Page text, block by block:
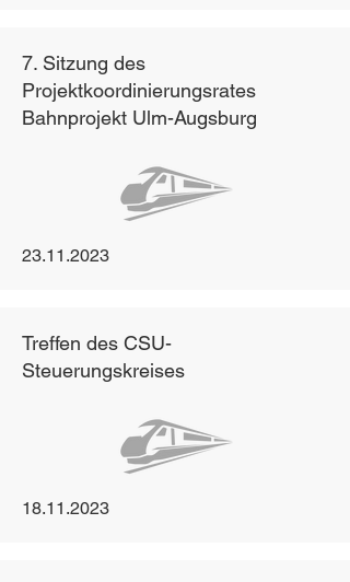
7. Sitzung des
Projektkoordinierungsrates
Bahnprojekt Ulm-Augsburg
23.11.2023
Treffen des CSU-
Steuerungskreises
18.11.2023